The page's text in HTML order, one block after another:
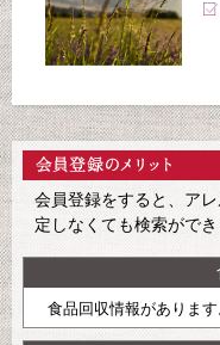
会員登録をすると、ア
定しなくても検索ができ
食品回収情報がありま